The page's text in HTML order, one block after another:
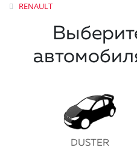
RENAULT
DUSTER